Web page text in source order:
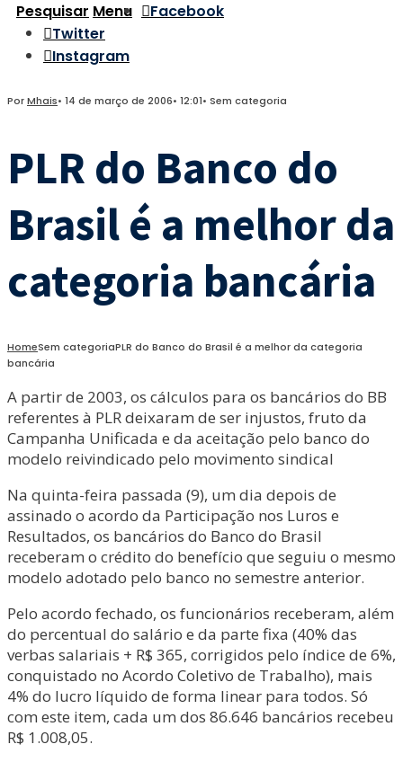
Pesquisar Menu
Facebook
Twitter
Instagram
PorMhais• 14 de março de 2006• 12:01• Sem categoria
PLR do Banco do
Brasil é a melhor da
categoria bancária
HomeSem categoriaPLR do Banco do Brasil é a melhor da categoria
bancária
A partir de 2003, os cálculos para os bancários do BB
referentes à PLR deixaram de ser injustos, fruto da
Campanha Unificada e da aceitação pelo banco do
modelo reivindicado pelo movimento sindical
Na quinta-feira passada (9), um dia depois de
assinado o acordo da Participação nos Luros e
Resultados, os bancários do Banco do Brasil
receberam o crédito do benefício que seguiu o mesmo
modelo adotado pelo banco no semestre anterior.
Pelo acordo fechado, os funcionários receberam, além
do percentual do salário e da parte fixa (40% das
verbas salariais + R$ 365, corrigidos pelo índice de 6%,
conquistado no Acordo Coletivo de Trabalho), mais
4% do lucro líquido de forma linear para todos. Só
com este item, cada um dos 86.646 bancários recebeu
R$ 1.008,05.